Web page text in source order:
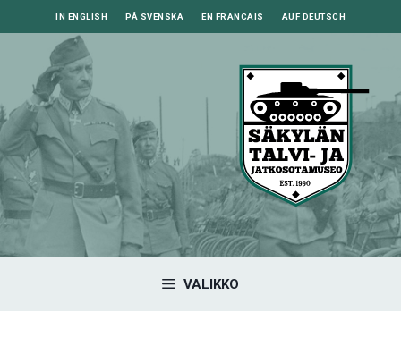
sisältöön
IN ENGLISH PÅ SVENSKA EN FRANCAIS AUF DEUTSCH
VALIKKO